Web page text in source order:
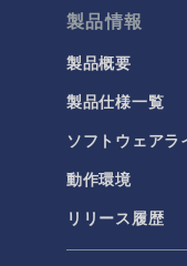
製品情報
製品概要
製品仕様一覧
ソフトウェア
動作環境
リリース履歴